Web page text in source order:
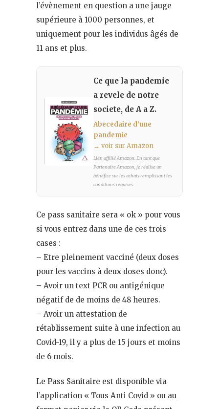
l’évènement en question a une jauge
supérieure à 1000 personnes, et
uniquement pour les individus âgés de
11 ans et plus.
Ce que la pandemie
a revele de notre
societe, de A a Z.
Abecedaire d’une
pandemie
→ voir sur Amazon
Lien affilié Amazon. En tant que
Partenaire Amazon, je réalise un
bénéfice sur les achats remplissant les
conditions requises.
Ce pass sanitaire sera « ok » pour vous
si vous entrez dans une de ces trois
cases :
– Etre pleinement vacciné (deux doses
pour les vaccins à deux doses donc).
– Avoir un text PCR ou antigénique
négatif de de moins de 48 heures.
– Avoir un attestation de
rétablissement suite à une infection au
Covid-19, il y a plus de 15 jours et moins
de 6 mois.
Le Pass Sanitaire est disponible via
l’application « Tous Anti Covid » ou au